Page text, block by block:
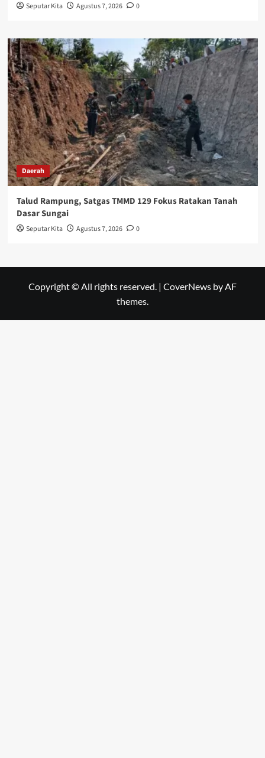
Seputar Kita Agustus 7, 2026 0
Daerah
Talud Rampung, Satgas TMMD 129 Fokus Ratakan Tanah
Dasar Sungai
Seputar Kita Agustus 7, 2026 0
Copyright © All rights reserved. | CoverNews by AF
themes.